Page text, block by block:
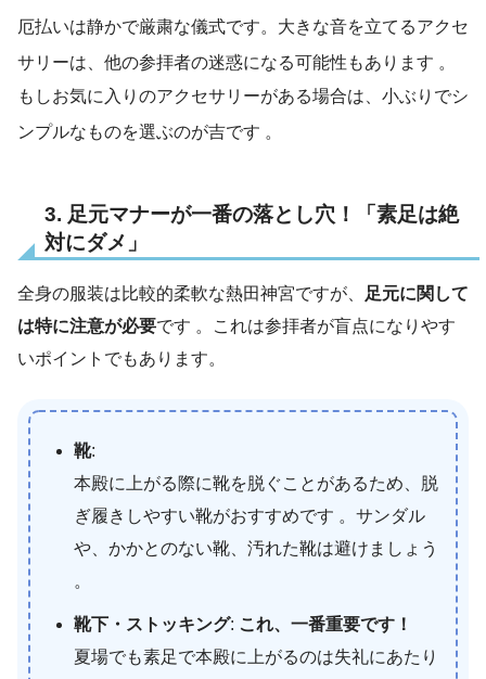
厄払いは静かで厳粛な儀式です。大きな音を立てるアクセ
サリーは、他の参拝者の迷惑になる可能性もあります 。
もしお気に入りのアクセサリーがある場合は、小ぶりでシ
ンプルなものを選ぶのが吉です 。
3. 足元マナーが一番の落とし穴！「素足は絶
対にダメ」
全身の服装は比較的柔軟な熱田神宮ですが、
足元に関して
は特に注意が必要です 。これは参拝者が盲点になりやす
いポイントでもあります。
靴:
本殿に上がる際に靴を脱ぐことがあるため、脱
ぎ履きしやすい靴がおすすめです 。サンダル
や、かかとのない靴、汚れた靴は避けましょう
。
靴下・ストッキング: これ、一番重要です！
夏場でも素足で本殿に上がるのは失礼にあたり